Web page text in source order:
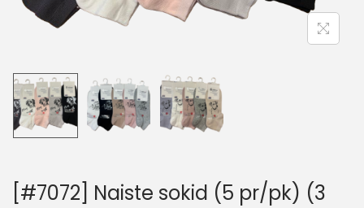
[#7072] Naiste sokid (5 pr/pk) (3